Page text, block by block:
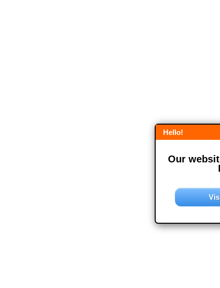
Hello!
Our